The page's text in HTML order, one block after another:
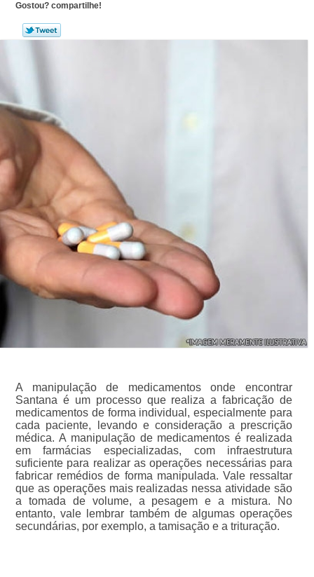
Gostou? compartilhe!
A manipulação de medicamentos onde encontrar
Santana é um processo que realiza a fabricação de
medicamentos de forma individual, especialmente para
cada paciente, levando e consideração a prescrição
médica. A manipulação de medicamentos é realizada
em farmácias especializadas, com infraestrutura
suficiente para realizar as operações necessárias para
fabricar remédios de forma manipulada. Vale ressaltar
que as operações mais realizadas nessa atividade são
a tomada de volume, a pesagem e a mistura. No
entanto, vale lembrar também de algumas operações
secundárias, por exemplo, a tamisação e a trituração.